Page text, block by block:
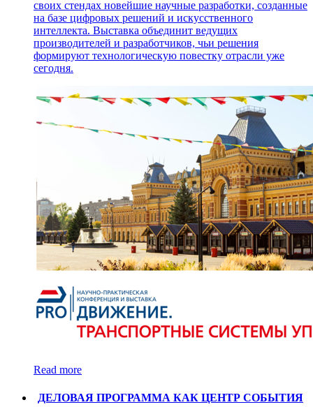
своих стендах новейшие научные разработки, созданные
на базе цифровых решений и искусственного
интеллекта. Выставка объединит ведущих
производителей и разработчиков, чьи решения
формируют технологическую повестку отрасли уже
сегодня.
Read more
ДЕЛОВАЯ ПРОГРАММА КАК ЦЕНТР СОБЫТИЯ